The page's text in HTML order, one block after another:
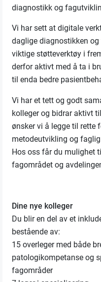
diagnostikk og
Vi har sett at digitale
daglige diagnostikken
viktige støtteverktøy i
derfor aktivt med å ta i
til enda bedre
Vi har et tett og godt
kolleger og bidrar aktivt
ønsker vi å legge til rette
metodeutvikling og
Hos oss får du mulighet
fagområdet og
Dine nye kolleger
Du blir en del av et
bestående av:
15 overleger med både
patologikompetanse og
fagområder